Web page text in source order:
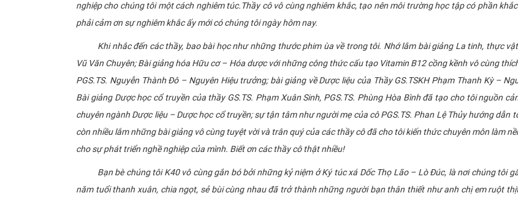
nghiệp cho chúng tôi một cách nghiêm túc.Thầy cô vô cùng nghiêm khắc, tạo nên môi trường học tập có phần
phải cảm ơn sự nghiêm khắc ấy mới có chúng tôi ngày hôm nay.
Khi nhắc đến các thầy, bao bài học như những thước phim ùa về trong tôi. Nhớ lắm bài giảng La tinh, thực vật
Vũ Văn Chuyên; Bài giảng hóa Hữu cơ – Hóa dược với những công thức cấu tạo Vitamin B12 cồng kềnh vô cùng
PGS.TS. Nguyễn Thành Đô – Nguyên Hiệu trưởng; bài giảng về Dược liệu của Thầy GS.TSKH Phạm Thanh Kỳ –
Bài giảng Dược học cổ truyền của thầy GS.TS. Phạm Xuân Sinh, PGS.TS. Phùng Hòa Bình đã tạo cho tôi nguồn
chuyên ngành Dược liệu – Dược học cổ truyền; sự tận tâm như người mẹ của cô PGS.TS. Phan Lệ Thủy hướng dẫn
còn nhiều lắm những bài giảng vô cùng tuyệt vời và trân quý của các thầy cô đã cho tôi kiến thức chuyên môn làm
cho sự phát triển nghề nghiệp của mình. Biết ơn các thầy cô thật nhiều!
Bạn bè chúng tôi K40 vô cùng gắn bó bởi những kỷ niệm ở Ký túc xá Dốc Thọ Lão – Lò Đúc, là nơi chúng tôi
năm tuổi thanh xuân, chia ngọt, sẻ bùi cùng nhau đã trở thành những người bạn thân thiết như anh chị em ruột